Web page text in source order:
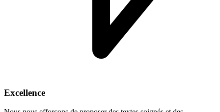
Excellence